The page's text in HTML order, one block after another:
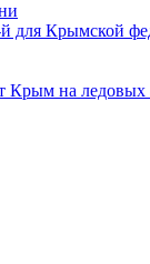
Крымской
Крым на ледовых